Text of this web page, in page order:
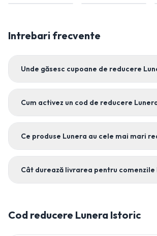
Intrebari frecvente
Unde găsesc cupoane de reducere
Cum activez un cod de reducere
Ce produse Lunera au cele mai mari
Cât durează livrarea pentru comenzile
Cod reducere Lunera Istoric